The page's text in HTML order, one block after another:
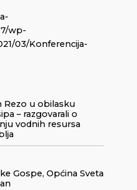
wp-
03/Konferencija-
Rezo u obilasku
– razgovarali o
vodnih resursa
Gospe, Općina Sveta